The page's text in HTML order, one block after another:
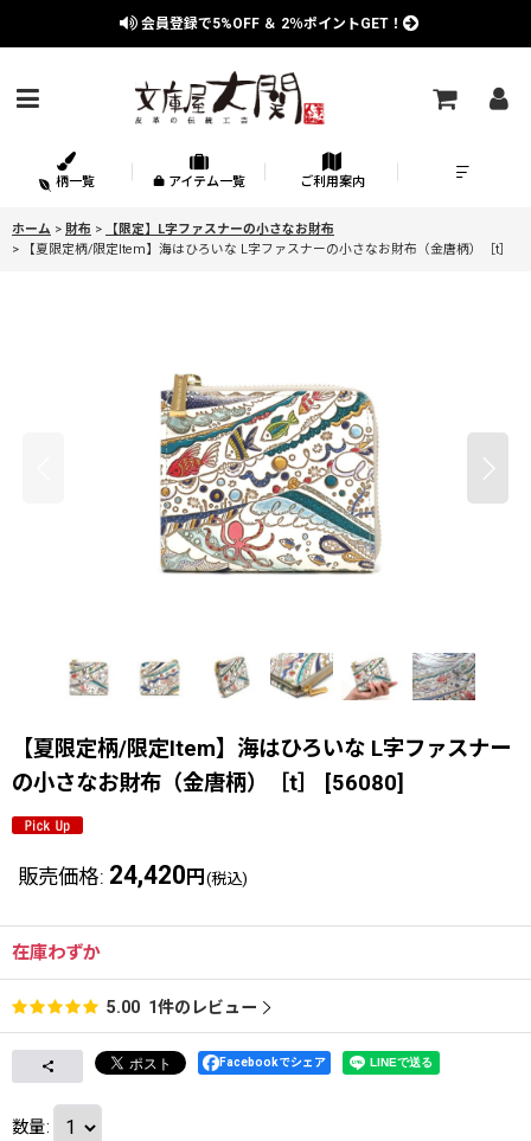
会員登録で5%OFF ＆ 2％ポイントGET！
柄一覧 アイテム一覧 ご利用案内
ホーム > 財布 >
【限定】L字ファスナーの小さなお財布
>
【夏限定柄/限定Item】海はひろいな L字ファスナーの小さなお財布（金唐柄）［t］
【夏限定柄/限定Item】海はひろいな L字ファスナー
の小さなお財布（金唐柄）［t］
[56080]
販売価格: 24,420 円 (税込)
在庫わずか
5.00 1件のレビュー
Facebookでシェア
数量: